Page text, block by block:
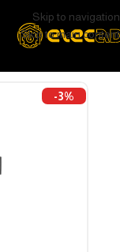
Skip to navigation
Skip to main content
-3%